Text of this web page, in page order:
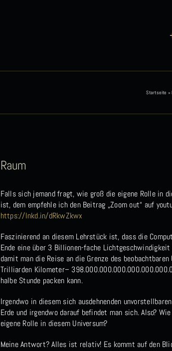
Startseite »
Raum
Falls sich jemand fragt, wie groß die eigene Rolle in
ist, dem empfehle ich den Beitrag „Zoom out“ auf
https://lnkd.in/dRkwZkwx
Faszinierend an diesem Lehrstück ist, dass die
Ende eine über 3 Billionen-fache
damit man die Reise an die Grenze des
Trilliarden Kilometer–
halbe Stunde packen kann.
Irgendwo in diesem sich ausdehnenden
Erde und irgendwo darauf befindet man sich. Also?
eigene Rolle in diesem Universum?
Meine Antwort? Alles ist relativ! Es kommt auf den